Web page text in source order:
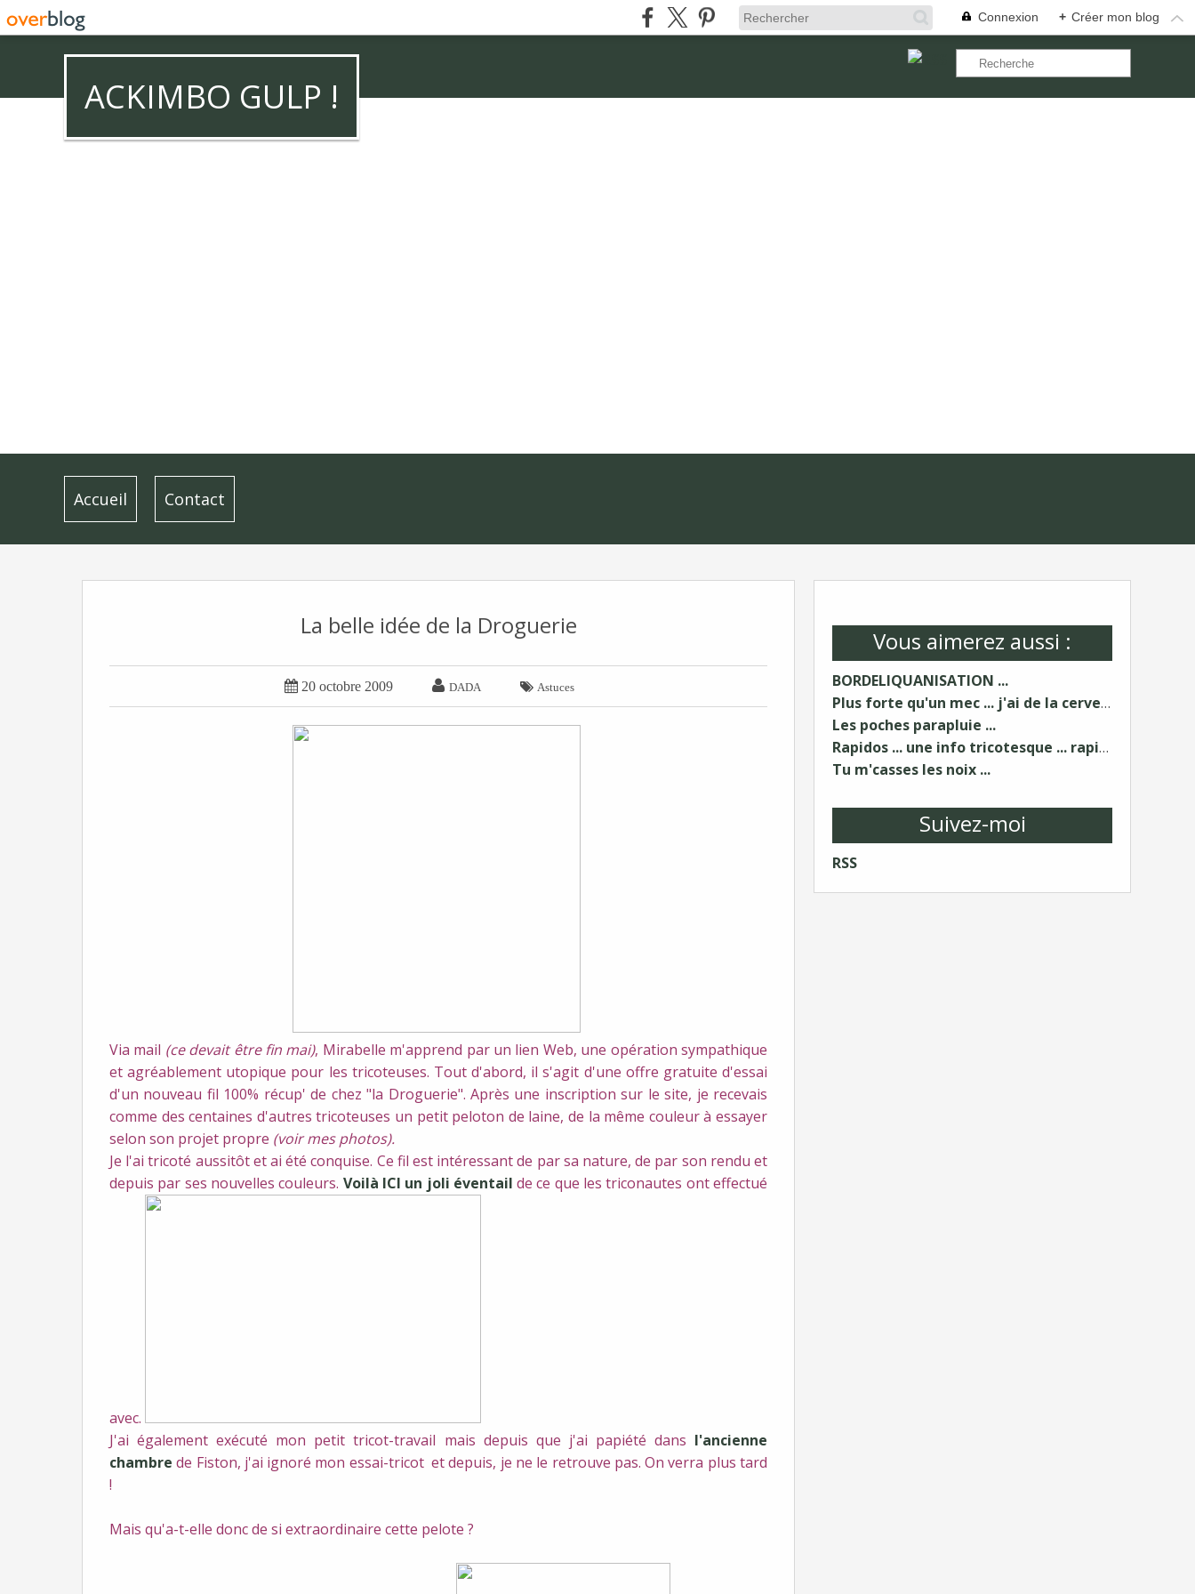
Connexion + Créer mon blog
ACKIMBO GULP !
Accueil Contact
Vous aimerez aussi :
BORDELIQUANISATION ...
Plus forte qu'un mec ... j'ai de la cervelle !
Les poches parapluie ...
Rapidos ... une info tricotesque ... rapidos ...
Tu m'casses les noix ...
Suivez-moi
RSS
La belle idée de la Droguerie
 20 octobre 2009  DADA  Astuces
Via mail (ce devait être fin mai), Mirabelle m'apprend par un lien Web, une opération sympathique
et agréablement utopique pour les tricoteuses. Tout d'abord, il s'agit d'une offre gratuite d'essai
d'un nouveau fil 100% récup' de chez "la Droguerie". Après une inscription sur le site, je recevais
comme des centaines d'autres tricoteuses un petit peloton de laine, de la même couleur à essayer
selon son projet propre (voir mes photos).
Je l'ai tricoté aussitôt et ai été conquise. Ce fil est intéressant de par sa nature, de par son rendu et
depuis par ses nouvelles couleurs. Voilà ICI un joli éventail de ce que les triconautes ont effectué
avec.
J'ai également exécuté mon petit tricot-travail mais depuis que j'ai papiété dans l'ancienne
chambre de Fiston, j'ai ignoré mon essai-tricot et depuis, je ne le retrouve pas. On verra plus tard
!
Mais qu'a-t-elle donc de si extraordinaire cette pelote ?